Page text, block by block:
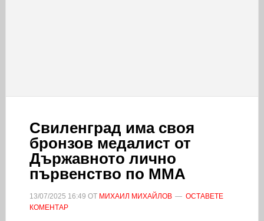
Свиленград има своя
бронзов медалист от
Държавното лично
първенство по ММА
13/07/2025 16:49 ОТ МИХАИЛ МИХАЙЛОВ
ОСТАВЕТЕ
КОМЕНТАР